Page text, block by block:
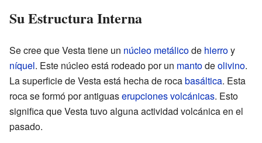
Su Estructura Interna
Se cree que Vesta tiene un núcleo metálicode hierroy
níquel. Este núcleo está rodeado por un mantodeolivino.
La superficie de Vesta está hecha de rocabasáltica. Esta
roca se formó por antiguaserupciones volcánicas. Esto
significa que Vesta tuvo alguna actividad volcánica en el
pasado.